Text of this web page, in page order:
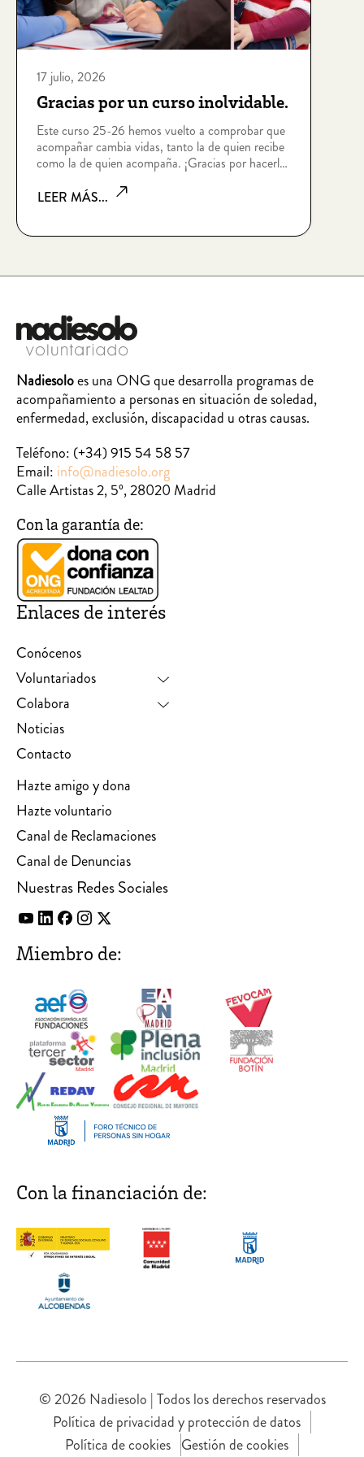
17 julio, 2026
Gracias por un curso inolvidable.
Este curso 25-26 hemos vuelto a comprobar que
acompañar cambia vidas, tanto la de quien recibe
como la de quien acompaña. ¡Gracias por hacerlo
LEER MÁS...
Nadiesoloes una ONG que desarrolla programas de
acompañamiento a personas en situación de soledad,
enfermedad, exclusión, discapacidad u otras causas.
Teléfono: (+34) 915 54 58 57
Email: info@nadiesolo.org
Calle Artistas 2, 5º, 28020 Madrid
Con la garantía de:
Enlaces de interés
Conócenos
Voluntariados
Colabora
Noticias
Contacto
Hazte amigo y dona
Hazte voluntario
Canal de Reclamaciones
Canal de Denuncias
Nuestras Redes Sociales
Miembro de:
Con la financiación de:
© 2026 Nadiesolo | Todos los derechos reservados
Política de privacidad y protección de datos
Política de cookies Gestión de cookies